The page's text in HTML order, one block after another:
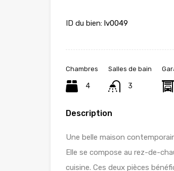
ID du bien: lv0049
Chambres
4
Salles de bain
3
Description
Une belle maison
Elle se compose au rez-de-
cuisine. Ces deux pièces